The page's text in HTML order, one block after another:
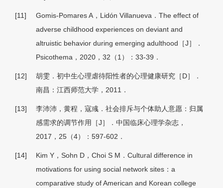
[11]
Gomis-Pomares A，Lidón Villanueva．The effect of
adverse childhood experiences on deviant and
altruistic behavior during emerging adulthood［J］．
Psicothema，2020，32（1）：33-39．
[12]
胡雯．初中生心理虐待阳性者的心理健康研究［D］．
南昌：江西师范大学，2011．
[13]
李沛沛，黄程，寇彧．社会排斥与个体助人意愿：归属
感需求的调节作用［J］．中国临床心理学杂志，
2017，25（4）：597-602．
[14]
Kim Y，Sohn D，Choi S M．Cultural difference in
motivations for using social network sites：a
comparative study of American and Korean college